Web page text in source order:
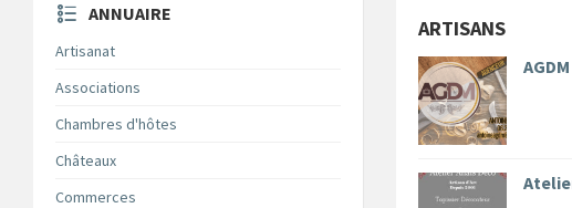
ARTISANS
AGDM
ANNUAIRE
Artisanat
Associations
Chambres d'hôtes
Châteaux
Commerces